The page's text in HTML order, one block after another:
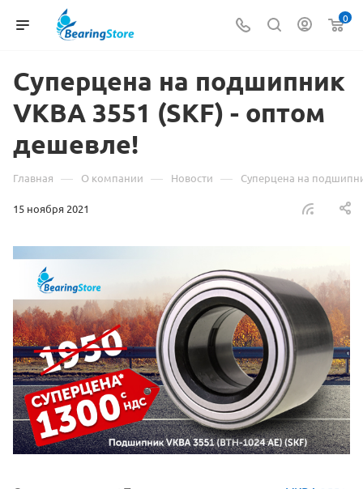
0
Суперцена на подшипник
VKBA 3551 (SKF) - оптом
дешевле!
Главная — О компании — Новости — Суперцена на
15 ноября 2021